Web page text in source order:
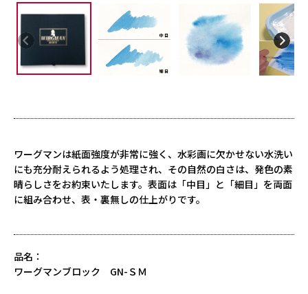
ワーグマンは紙面強度が非常に強く、水彩画に欠かせない水洗い
にも充分耐えられるよう処理され、その自然の白さは、発色の素
晴らしさをお約束いたします。表面は「中目」と「細目」を両面
に組み合わせ、表・裏無しの仕上がりです。
品名：
ワーグマンブロック GN-ＳＭ